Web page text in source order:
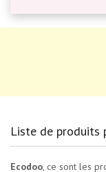
Liste de produits
Ecodoo, ce sont les